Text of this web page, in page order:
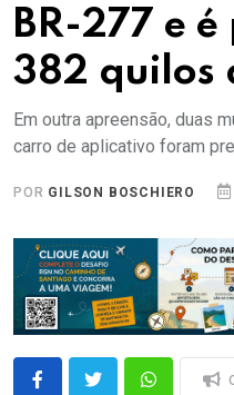
BR-277 e
382 quilos
Em outra apreensão, duas
carro de aplicativo foram
POR GILSON BOSCHIERO